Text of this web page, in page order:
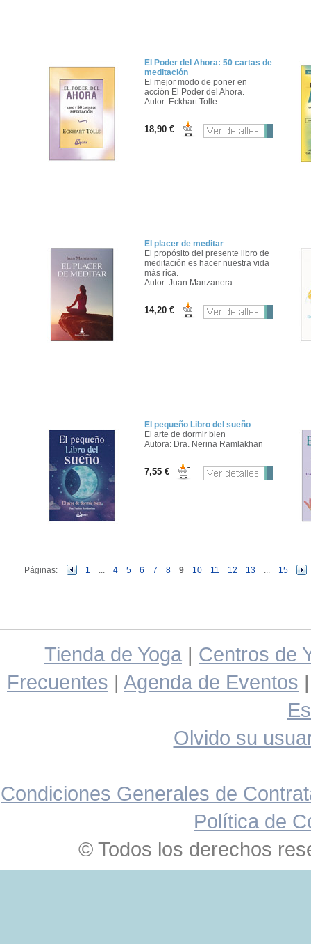
El Poder del Ahora: 50 cartas de
meditación
El mejor modo de poner en
acción El Poder del Ahora.
Autor: Eckhart Tolle
18,90 €
El placer de meditar
El propósito del presente libro de
meditación es hacer nuestra vida
más rica.
Autor: Juan Manzanera
14,20 €
El pequeño Libro del sueño
El arte de dormir bien
Autora: Dra. Nerina Ramlakhan
7,55 €
Páginas: 1 ... 4 5 6 7 8 9 10 11 12 13 ... 15
Tienda de Yoga | Centros de
Frecuentes | Agenda de Eventos
Olvido su
Condiciones Generales de
Política de
© Todos los derechos